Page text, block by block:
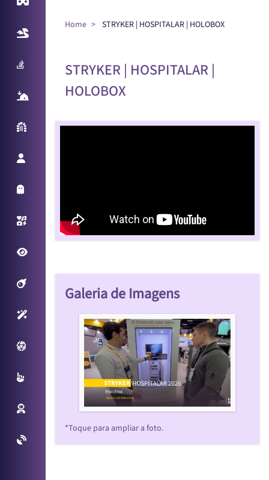
Sampling Machine
React Table
Parede Reativa
Photo/Video Booth
Filtros Interativos
Sensores Inteligentes
Plataforma Virtual
Multitouch
Reconhecimento Facial
Home STRYKER | HOSPITALAR | HOLOBOX
STRYKER | HOSPITALAR |
HOLOBOX
Galeria de Imagens
*Toque para ampliar a foto.